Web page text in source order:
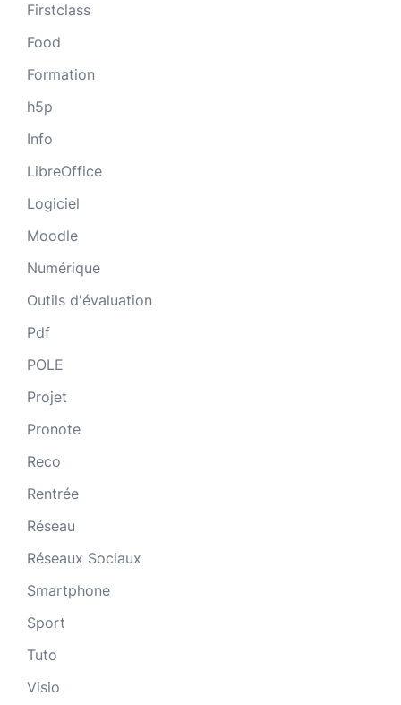
Firstclass
Food
Formation
h5p
Info
LibreOffice
Logiciel
Moodle
Numérique
Outils d'évaluation
Pdf
POLE
Projet
Pronote
Reco
Rentrée
Réseau
Réseaux Sociaux
Smartphone
Sport
Tuto
Visio